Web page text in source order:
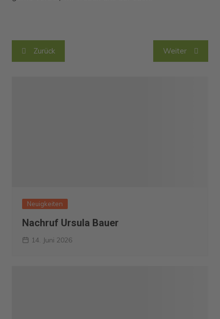
Beitragsnavigation
Zurück Weiter
Neuigkeiten
Nachruf Ursula Bauer
14. Juni 2026